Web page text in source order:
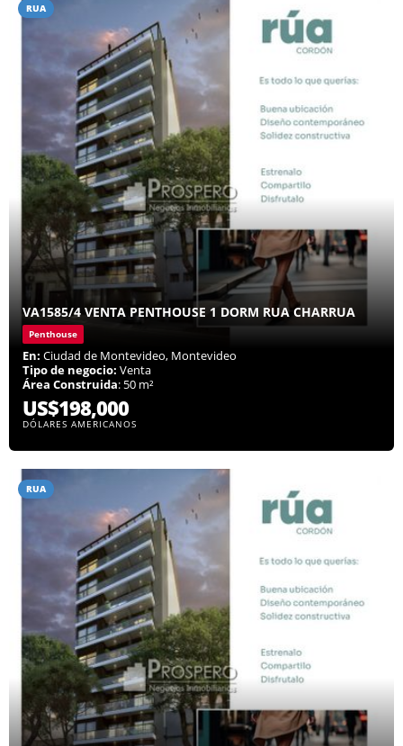
RUA
VA1585/4 VENTA PENTHOUSE 1 DORM RUA CHARRUA
Penthouse
En: Ciudad de Montevideo, Montevideo
Tipo de negocio: Venta
Área Construida: 50 m²
US$198,000
DÓLARES AMERICANOS
RUA